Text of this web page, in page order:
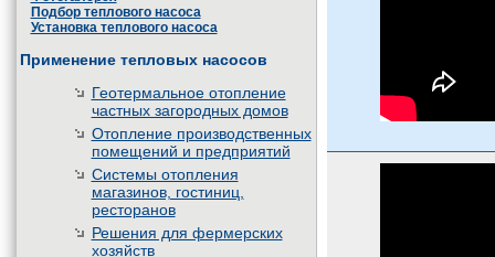
Подбор теплового насоса
Установка теплового насоса
Применение тепловых насосов
Геотермальное отопление
частных загородных домов
Отопление производственных
помещений и предприятий
Системы отопления
магазинов, гостиниц,
ресторанов
Решения для фермерских
хозяйств